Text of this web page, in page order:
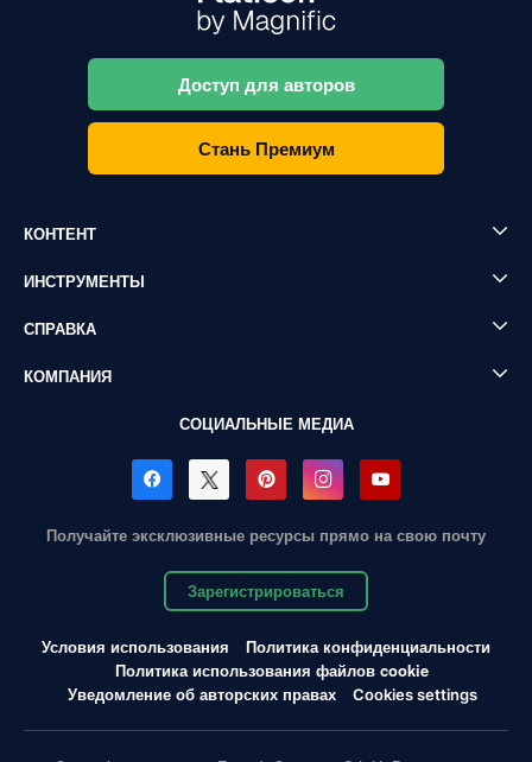
Доступ для авторов
Стань Премиум
КОНТЕНТ
ИНСТРУМЕНТЫ
СПРАВКА
КОМПАНИЯ
СОЦИАЛЬНЫЕ МЕДИА
Получайте эксклюзивные ресурсы прямо на свою почту
Зарегистрироваться
Условия использования
Политика конфиденциальности
Политика использования файлов cookie
Уведомление об авторских правах
Cookies settings